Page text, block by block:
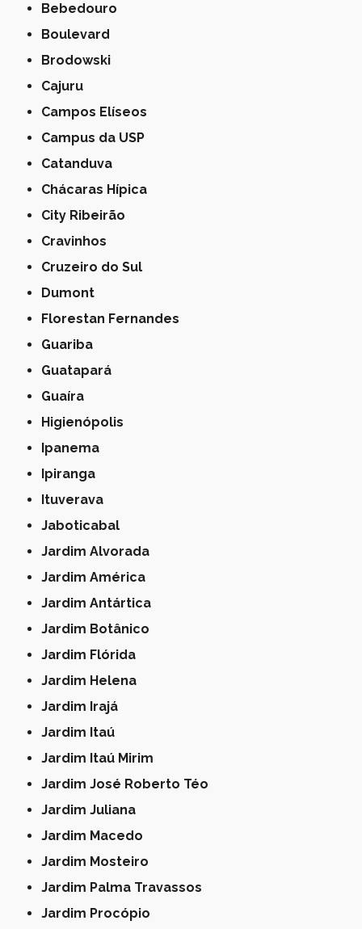
Bebedouro
Boulevard
Brodowski
Cajuru
Campos Elíseos
Campus da USP
Catanduva
Chácaras Hípica
City Ribeirão
Cravinhos
Cruzeiro do Sul
Dumont
Florestan Fernandes
Guariba
Guatapará
Guaíra
Higienópolis
Ipanema
Ipiranga
Ituverava
Jaboticabal
Jardim Alvorada
Jardim América
Jardim Antártica
Jardim Botânico
Jardim Flórida
Jardim Helena
Jardim Irajá
Jardim Itaú
Jardim Itaú Mirim
Jardim José Roberto Téo
Jardim Juliana
Jardim Macedo
Jardim Mosteiro
Jardim Palma Travassos
Jardim Procópio